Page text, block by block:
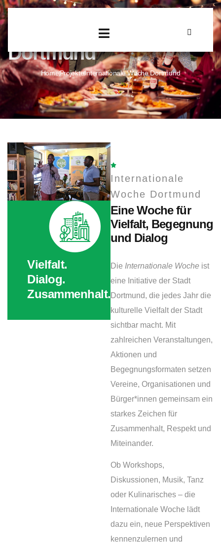
Internationale Woche
Dortmund
HomeProjekteInternationale Woche Dortmund
Vielfalt.
Dialog.
Zusammenhalt.
Internationale
Woche Dortmund
Eine Woche für
Vielfalt, Begegnung
und Dialog
Die Internationale Woche ist
eine Initiative der Stadt
Dortmund, die jedes Jahr die
kulturelle Vielfalt der Stadt
sichtbar macht. Mit
zahlreichen Veranstaltungen,
Aktionen und
Begegnungsformaten setzen
Vereine, Organisationen und
Bürger*innen gemeinsam ein
starkes Zeichen für
Zusammenhalt, Respekt und
Miteinander.
Ob Workshops,
Diskussionen, Musik, Tanz
oder Kulinarisches – die
Internationale Woche lädt
dazu ein, neue Perspektiven
kennenzulernen und